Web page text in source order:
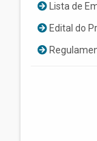
Lista de
Edital do